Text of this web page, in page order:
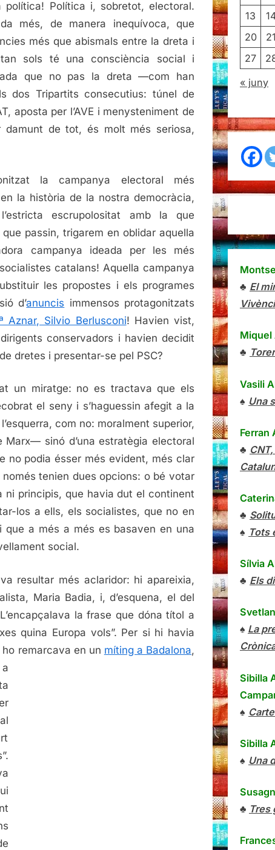
política! Política i, sobretot, electoral.
més, de manera inequívoca, que
més que abismals entre la dreta i
tan sols té una consciència social i
que no pas la dreta —com han
dos Tripartits consecutius: túnel de
aposta per l’AVE i menysteniment de
de tot, és molt més seriosa,
la campanya electoral més
la història de la nostra democràcia,
escrupolositat amb la que
passin, trigarem en oblidar aquella
campanya ideada per les més
catalans! Aquella campanya
les propostes i els programes
d’anuncis immensos protagonitzats
Aznar, Silvio Berlusconi! Havien vist,
conservadors i havien decidit
dretes i presentar-se pel PSC?
un miratge: no es tractava que els
el seny i s’haguessin afegit a la
com no: moralment superior,
sinó d’una estratègia electoral
no podia ésser més evident, més clar
tenien dues opcions: o bé votar
ni principis, que havia dut el continent
los a ells, els socialistes, que no en
que a més a més es basaven en una
social.
resultar més aclaridor: hi apareixia,
Maria Badia, i, d’esquena, el del
la frase que dóna títol a
quina Europa vols”. Per si hi havia
remarcava en un míting a Badalona,
13
20
21
27
« juny
♣ El
Miquel
♣
Vasili
♠ Una
Ferran
♣
♣
♠ Tots
Sílvia
♣ Els
♠ La
Sibilla
♠
Sibilla
♠ Una
♣ Tres